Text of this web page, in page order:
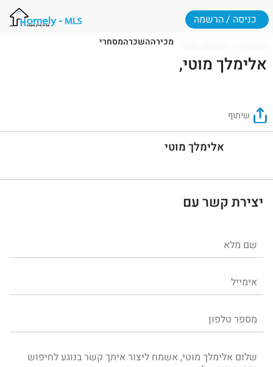
מכירההשכרהמסחרי
כניסה / הרשמה
אלימלך מוטי,
שיתוף
אלימלך מוטי
יצירת קשר עם